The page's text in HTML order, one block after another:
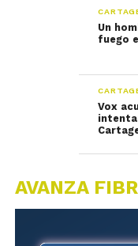
Un
fuego
Vox
AVANZA